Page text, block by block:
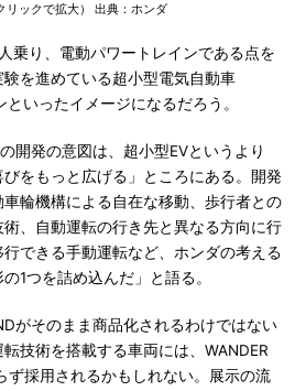
リックで拡大） 出典：ホンダ
乗り、電動パワートレインである点を
を進めている超小型電気自動車
といったイメージになるだろう。
開発の意図は、超小型EVというより
をもっと広げる」ところにある。開発
輪機構による自在な移動、歩行者との
、自動運転の行き先と異なる方向に行
できる手動運転など、ホンダの考える
1つを詰め込んだ」と語る。
がそのまま商品化されるわけではない
技術を搭載する車両には、WANDER
ず採用されるかもしれない。展示の流